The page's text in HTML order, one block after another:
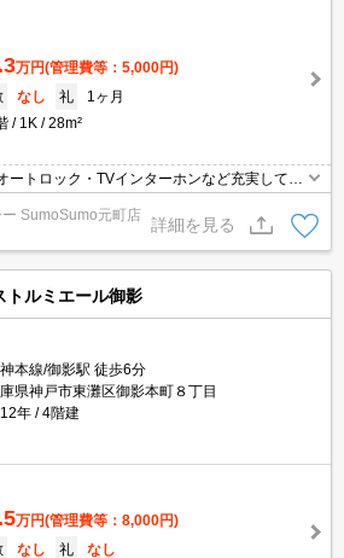
万円(管理費等：5,000円)
なし 礼
1ヶ月
1K 28m²
ートロック・TVインターホンなど充実してい
やサービスが揃っているので便利です。室内
CS・エアコンなど充実した設備を備え付けて
ションでは初期費用をカードでお支払いいた
SumoSumo元町店
詳細を見る
トルミエール御影
本線/御影駅 徒歩6分
県神戸市東灘区御影本町８丁目
年
4階建
万円(管理費等：8,000円)
なし 礼
なし